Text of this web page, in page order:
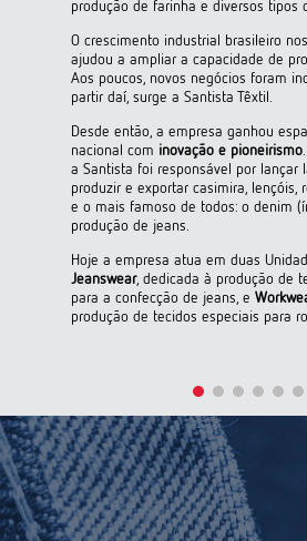
produção de farinha e diversos tipos
O crescimento industrial brasileiro
ajudou a ampliar a capacidade de
Aos poucos, novos negócios foram
partir daí, surge a Santista Têxtil.
Desde então, a empresa ganhou
nacional com inovação e pioneirismo
a Santista foi responsável por lançar
produzir e exportar casimira, lençóis,
e o mais famoso de todos: o denim
produção de jeans.
Hoje a empresa atua em duas
Jeanswear, dedicada à produção de
para a confecção de jeans, e
produção de tecidos especiais para